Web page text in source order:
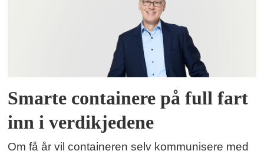
Smarte containere på full fart
inn i verdikjedene
Om få år vil containeren selv kommunisere med